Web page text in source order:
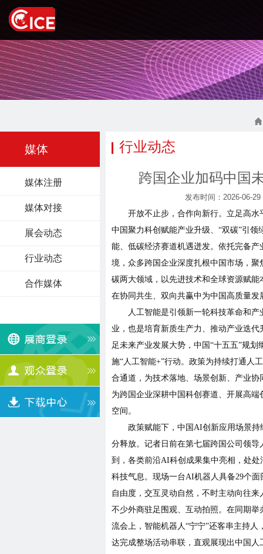
媒体
媒体注册
媒体对接
展会动态
行业动态
合作媒体
行业动态
跨国企业加码中国
发布时间：2026-06-29
开放不止步，合作向新行。立足高水
中国聚力科创赋能产业升级、“双碳”引领
能、低碳经济赛道机遇迸发。依托完备产
境，众多跨国企业深度扎根中国市场，聚
碳两大领域，以先进技术和全球资源赋能
在协同共生、双向共赢中为中国高质量发
人工智能是引领新一轮科技革命和产
业，也是培育新质生产力、推动产业迭代
足未来产业发展大势，中国“十五五”规划
施“人工智能+”行动。政策为持续打通人
合通道，为技术落地、场景创新、产业协
为跨国企业深耕中国科创赛道、开展高端
空间。
政策赋能下，中国AI创新应用场景持
分释放。记者日前在第七届跨国公司领导
到，各类前沿AI科创成果集中亮相，处处
科技气息。现场一台AI机器人具备29个面
自由度，交互灵动自然，不时主动向往来
不少外商驻足围观、互动拍照。在同期举
流会上，智能机器人“宁宁”还客串主持人
达完成整场活动串联，直观展现出中国人